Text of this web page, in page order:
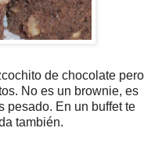
de chocolate pero
No es un brownie, es
pesado. En un buffet te
también.